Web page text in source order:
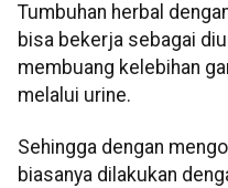
Tumbuhan herbal
bisa bekerja sebagai
membuang kelebihan
melalui urine.
Sehingga dengan
biasanya dilakukan